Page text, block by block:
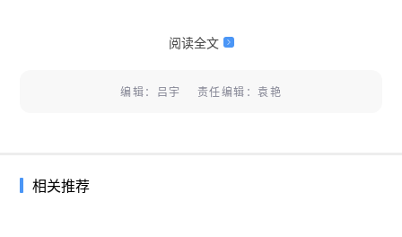
阅读全文
编辑：吕宇 责任编辑：袁艳
相关推荐